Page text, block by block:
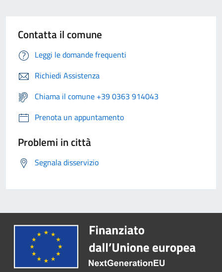
Contatta il comune
Leggi le domande frequenti
Richiedi Assistenza
Chiama il comune +39 0363 914043
Prenota un appuntamento
Problemi in città
Segnala disservizio